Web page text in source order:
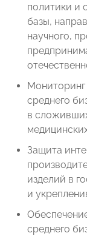
политики и
базы,
научного,
Мониторинг
среднего
в
Защита
изделий в
и
среднего